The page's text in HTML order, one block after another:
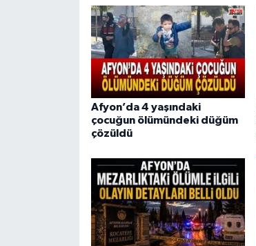
Afyon’da 4 yaşındaki
çocuğun ölümündeki düğüm
çözüldü